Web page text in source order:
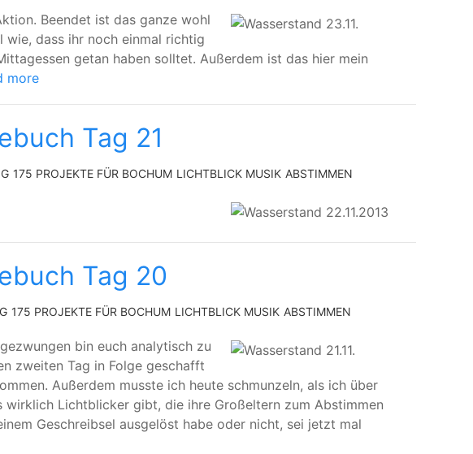
Beendet ist das ganze wohl
wie, dass ihr noch einmal richtig
getan haben solltet. Außerdem ist das hier mein
more
Tag 21
175 PROJEKTE FÜR BOCHUM LICHTBLICK MUSIK ABSTIMMEN
Tag 20
175 PROJEKTE FÜR BOCHUM LICHTBLICK MUSIK ABSTIMMEN
bin euch analytisch zu
zweiten Tag in Folge geschafft
Außerdem musste ich heute schmunzeln, als ich über
wirklich Lichtblicker gibt, die ihre Großeltern zum Abstimmen
Geschreibsel ausgelöst habe oder nicht, sei jetzt mal